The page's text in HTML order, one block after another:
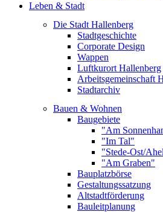
Leben & Stadt
Die Stadt Hallenberg
Stadtgeschichte
Corporate Design
Wappen
Luftkurort Hallenberg
Arbeitsgemeinschaft
Stadtarchiv
Bauen & Wohnen
Baugebiete
"Am
"Im Tal"
"Stede-Ost/
"Am Graben"
Bauplatzbörse
Gestaltungssatzung
Altstadtförderung
Bauleitplanung